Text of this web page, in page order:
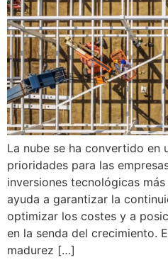
La nube se ha convertido en
prioridades para las
inversiones tecnológicas
ayuda a garantizar la
optimizar los costes y a
en la senda del crecimiento.
madurez […]